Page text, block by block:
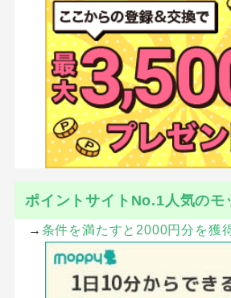
ポイントサイトNo.1人気のモ
→ 条件を満たすと2000円分を獲